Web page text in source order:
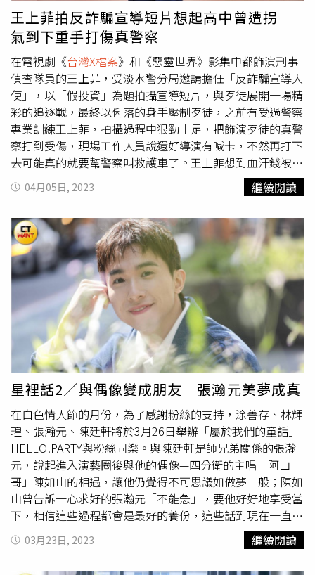
方高度吊鋼絲，更為了演出「密宗轉世少年活佛」剃了近乎
光頭的超短髮，更要戒色、戒酒、戒殺生，劇中他露出半邊
手臂跟胸，上頭佈滿具有特殊宗教意涵的圖騰刺青，依劇情
發展需要使用的各種法器和咒語，都得從頭學起，他笑說：
「這是我第一次妝髮這麼快，五分鐘就好，但補刺青要一小
時。」《惡靈世界》經歷54天的拍攝順利殺青，主演王上
菲、涂善存、鍾岳軒、顏毓麟出席媒體餐敘宣傳。（圖／趙
文彬攝）而顏毓麟飾演神父，原以為不需要吊鋼絲，卻現場
突然需要「飛出去」，怕高的他拍攝完馬上被副導演笑說
「臉好猙獰」！但還好跟劇情相同不需要再飛一次，相比
「受苦」的大家，鍾岳軒飾演的是一個沒有武功基礎，但具
有靈異體質的通靈少年，負責動腦的他被笑說是「薪水小
偷」，他也承認自己連武術訓練課程都比大家早離開。世新
大學原創自製劇集《惡靈世界》由蔣凱宸執導，找來王上
菲、涂善存、鍾岳軒、顏毓麟校友，以及黃仲崑、湯志偉、
崔佩儀、王傳一、李沛旭、大元（林艾璇）、阿喜（林育
品）、林芷芸等。該劇集刑偵、玄幻、動作與特化特效等多
種元素的題材，除了眾多校友的參演之外，更有經過校園海
選挑出來的四十多位在校學生，參與了超過一百場的演出。
技術團隊裡，也有很多世新校友，其中最特別的是在世新大
學新建的、與好萊塢同步的智能攝製基地內的拍攝，場景設
計與設置，都是學校老師帶著學生完成，對這項全新技術的
人才培育，產生了非常積極的效果，而《惡靈世界》的整個
錄音、收音工程，百分百由世新大學教師帶領八位在校學生
完成，相當不容易。
王上菲拍反詐騙宣導短片想起高中曾遭拐
氣到下重手打傷真警察
在電視劇《台灣X檔案》和《惡靈世界》影集中都飾演刑事
偵查隊員的王上菲，受淡水警分局邀請擔任「反詐騙宣導大
使」，以「假投資」為題拍攝宣導短片，與歹徒展開一場精
彩的追逐戰，最終以俐落的身手壓制歹徒，之前有受過警察
專業訓練王上菲，拍攝過程中狠勁十足，把飾演歹徒的真警
察打到受傷，現場工作人員說還好導演有喊卡，不然再打下
去可能真的就要幫警察叫救護車了。王上菲想到血汗錢被騙
就很生氣，一不小心對飾演歹徒的真警察出手太重，直呼要
請吃飯賠罪。（圖／超級紅娛樂提供）王上菲透露高中時期
網購接到詐騙電話，被告知扣款錯誤，當時信以為真乖乖配
合歹徒指示進行操作，被騙了近五萬元，拍攝宣導影片時想
到自己的血汗錢被騙就很生氣，一不小心就對飾演歹徒的真
警察出手太重，真的對他很不好意思，之後真的要請受傷警
察吃飯賠罪了。有了之前不愉快的被詐騙經驗後，最近王上
菲只要接到詐騙電話，就會大聲喝斥詐騙歹徒說我是SSPT
特搜隊隊員-許亦菲，姊姊有練過，如果你再不知悔改繼續
詐騙，小心我會把你繩之以法，嚇得對方立馬掛斷電話。王
上菲感謝新北市淡水警分局的邀請，讓她有機會參與這項有
意義的宣導活動，希望透過自己的親身受騙經驗，能讓更多
民眾對詐騙案件的關注及警覺，更呼籲大家不要輕信不實訊
息及投資，各類投資行為應透過主管機關金管會核准的機構
或公司，才能維護自身投資權益，有陌生人或網友以高報
酬、穩賺不賠等話術招募投資，請務必提高警覺，如覺得可
疑，可以撥打165反詐騙專線或110報案電話諮詢，避免成
為下一個詐騙的受害者。
04月05日, 2023 繼續閱讀
星裡話2／與偶像變成朋友 張瀚元美夢成真
在白色情人節的月份，為了感謝粉絲的支持，涂善存、林輝
瑝、張瀚元、陳廷軒將於3月26日舉辦「屬於我們的童話」
HELLO!PARTY與粉絲同樂。與陳廷軒是師兄弟關係的張瀚
元，說起進入演藝圈後與他的偶像—四分衛的主唱「阿山
哥」陳如山的相遇，讓他仍覺得不可思議如做夢一般；陳如
山曾告訴一心求好的張瀚元「不能急」，要他好好地享受當
下，相信這些過程都會是最好的養份，這些話到現在一直影
響著他。張瀚元（中）從學生時期就崇拜四分衛，到後來竟
然還能跟主唱阿山哥（左二）變成朋友。（圖／取自張瀚元
IG）「要說起我跟阿山哥的緣分，真的很夢幻，高中時期因
03月23日, 2023 繼續閱讀